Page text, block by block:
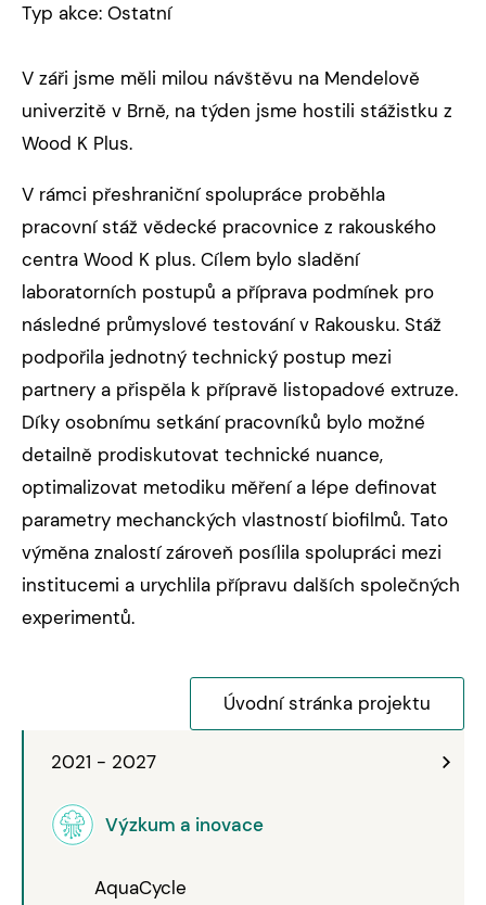
2021 - 2027
Výzkum a inovace
AquaCycle
Typ akce: Ostatní
V záři jsme měli milou návštěvu na Mendelově
univerzitě v Brně, na týden jsme hostili stážistku z
Wood K Plus.
V rámci přeshraniční spolupráce proběhla
pracovní stáž vědecké pracovnice z rakouského
centra Wood K plus. Cílem bylo sladění
laboratorních postupů a příprava podmínek pro
následné průmyslové testování v Rakousku. Stáž
podpořila jednotný technický postup mezi
partnery a přispěla k přípravě listopadové extruze.
Díky osobnímu setkání pracovníků bylo možné
detailně prodiskutovat technické nuance,
optimalizovat metodiku měření a lépe definovat
parametry mechanckých vlastností biofilmů. Tato
výměna znalostí zároveň posílila spolupráci mezi
institucemi a urychlila přípravu dalších společných
experimentů.
Úvodní stránka projektu